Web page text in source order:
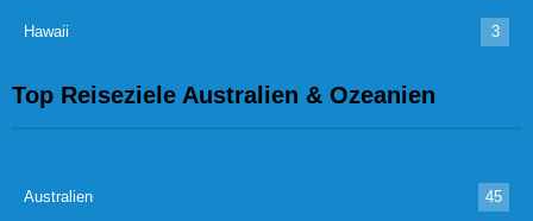
Hawaii 3
Top Reiseziele Australien & Ozeanien
Australien 45